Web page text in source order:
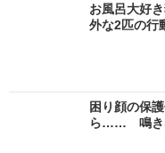
お風呂大好
外な2匹の行
困り顔の保
ら…… 鳴き